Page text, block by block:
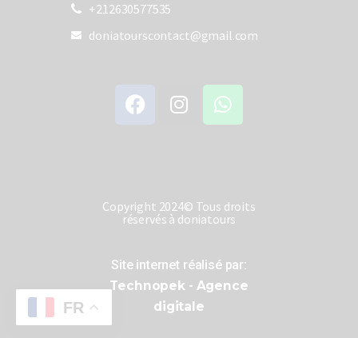
+212630577535
doniatourscontact@gmail.com
Copyright 2024© Tous droits
réservés à doniatours
Site internet réalisé par:
Technopek - Agence
digitale
FR